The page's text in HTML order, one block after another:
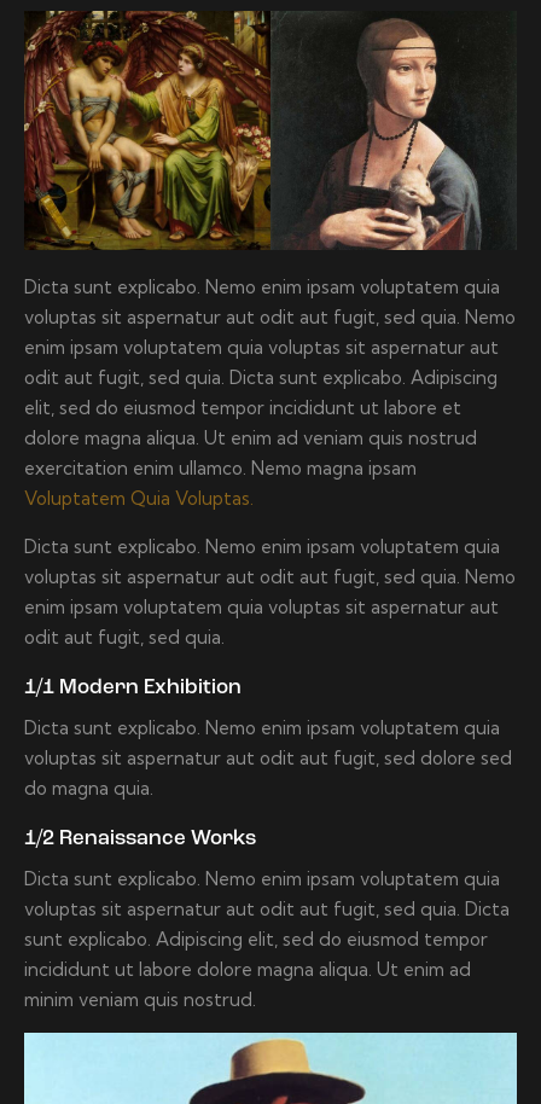
Dicta sunt explicabo. Nemo enim ipsam voluptatem quia
voluptas sit aspernatur aut odit aut fugit, sed quia. Nemo
enim ipsam voluptatem quia voluptas sit aspernatur aut
odit aut fugit, sed quia. Dicta sunt explicabo. Adipiscing
elit, sed do eiusmod tempor incididunt ut labore et
dolore magna aliqua. Ut enim ad veniam quis nostrud
exercitation enim ullamco. Nemo magna ipsam
Voluptatem Quia Voluptas.
Dicta sunt explicabo. Nemo enim ipsam voluptatem quia
voluptas sit aspernatur aut odit aut fugit, sed quia. Nemo
enim ipsam voluptatem quia voluptas sit aspernatur aut
odit aut fugit, sed quia.
1/1 Modern Exhibition
Dicta sunt explicabo. Nemo enim ipsam voluptatem quia
voluptas sit aspernatur aut odit aut fugit, sed dolore sed
do magna quia.
1/2 Renaissance Works
Dicta sunt explicabo. Nemo enim ipsam voluptatem quia
voluptas sit aspernatur aut odit aut fugit, sed quia. Dicta
sunt explicabo. Adipiscing elit, sed do eiusmod tempor
incididunt ut labore dolore magna aliqua. Ut enim ad
minim veniam quis nostrud.